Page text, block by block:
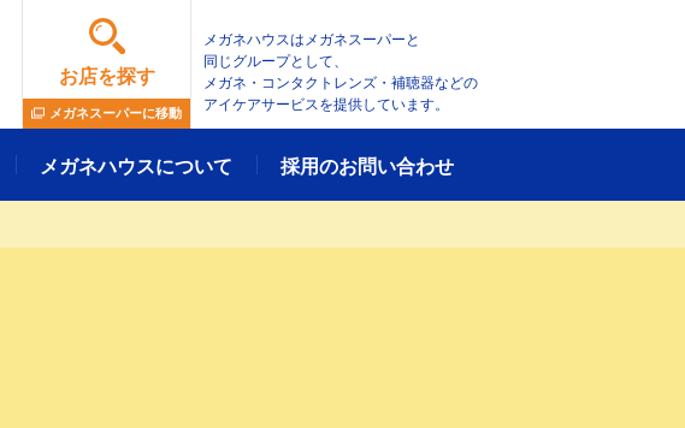
お店を探す
メガネスーパーに移動
メガネハウスはメガネスーパーと
同じグループとして、
メガネ・コンタクトレンズ・補聴器などの
アイケアサービスを提供しています。
メガネハウスについて 採用のお問い合わせ